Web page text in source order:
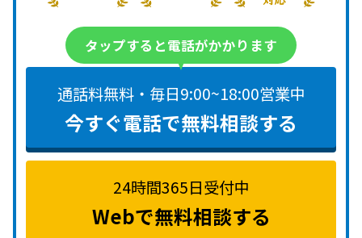
タップすると電話がかかります
通話料無料・毎日9:00~18:00営業中
今すぐ電話で無料相談する
24時間365日受付中
Webで無料相談する